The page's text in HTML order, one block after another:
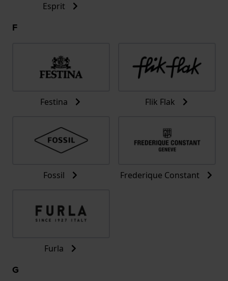
Esprit
F
Festina Flik Flak
Fossil Frederique Constant
Furla
G